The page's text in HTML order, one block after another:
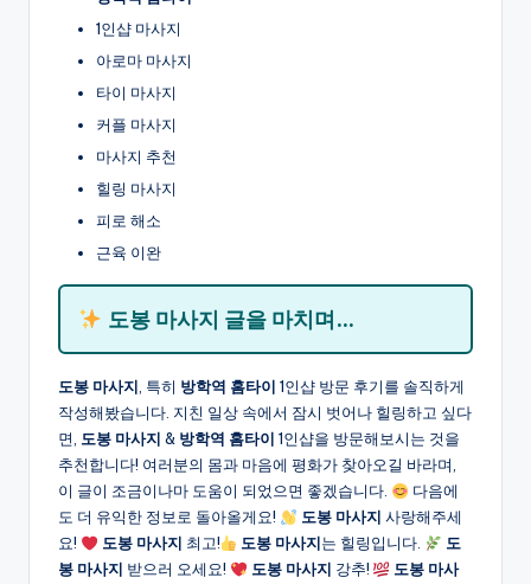
1인샵 마사지
아로마 마사지
타이 마사지
커플 마사지
마사지 추천
힐링 마사지
피로 해소
근육 이완
도봉 마사지 글을 마치며…
도봉 마사지, 특히 방학역 홈타이 1인샵 방문 후기를 솔직하게
작성해봤습니다. 지친 일상 속에서 잠시 벗어나 힐링하고 싶다
면, 도봉 마사지 & 방학역 홈타이 1인샵을 방문해보시는 것을
추천합니다! 여러분의 몸과 마음에 평화가 찾아오길 바라며,
이 글이 조금이나마 도움이 되었으면 좋겠습니다.
다음에
도 더 유익한 정보로 돌아올게요!
도봉 마사지 사랑해주세
요!
도봉 마사지 최고! 도봉 마사지는 힐링입니다.
도
봉 마사지 받으러 오세요! 도봉 마사지 강추!
도봉 마사